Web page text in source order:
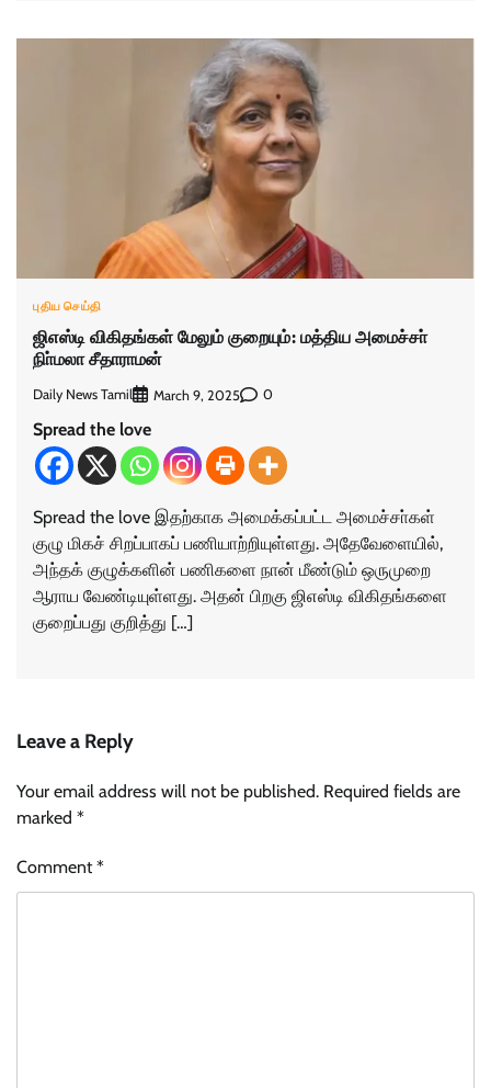
புதிய செய்தி
ஜிஎஸ்டி விகிதங்கள் மேலும் குறையும்: மத்திய அமைச்சா்
நிா்மலா சீதாராமன்
Daily News Tamil March 9, 2025 0
Spread the love
Spread the love இதற்காக அமைக்கப்பட்ட அமைச்சா்கள்
குழு மிகச் சிறப்பாகப் பணியாற்றியுள்ளது. அதேவேளையில்,
அந்தக் குழுக்களின் பணிகளை நான் மீண்டும் ஒருமுறை
ஆராய வேண்டியுள்ளது. அதன் பிறகு ஜிஎஸ்டி விகிதங்களை
குறைப்பது குறித்து […]
Leave a Reply
Your email address will not be published. Required fields are
marked *
Comment*